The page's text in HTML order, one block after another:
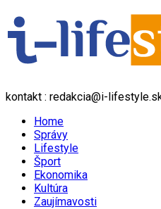
kontakt : redakcia@i-
Home
Správy
Lifestyle
Šport
Ekonomika
Kultúra
Zaujímavosti